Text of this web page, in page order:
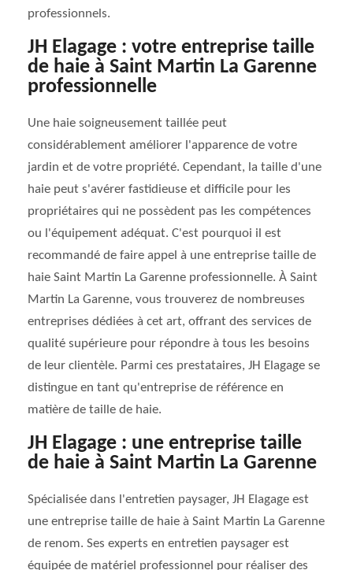
professionnels.
JH Elagage : votre entreprise taille
de haie à Saint Martin La Garenne
professionnelle
Une haie soigneusement taillée peut
considérablement améliorer l'apparence de votre
jardin et de votre propriété. Cependant, la taille d'une
haie peut s'avérer fastidieuse et difficile pour les
propriétaires qui ne possèdent pas les compétences
ou l'équipement adéquat. C'est pourquoi il est
recommandé de faire appel à une entreprise taille de
haie Saint Martin La Garenne professionnelle. À Saint
Martin La Garenne, vous trouverez de nombreuses
entreprises dédiées à cet art, offrant des services de
qualité supérieure pour répondre à tous les besoins
de leur clientèle. Parmi ces prestataires, JH Elagage se
distingue en tant qu'entreprise de référence en
matière de taille de haie.
JH Elagage : une entreprise taille
de haie à Saint Martin La Garenne
Spécialisée dans l'entretien paysager, JH Elagage est
une entreprise taille de haie à Saint Martin La Garenne
de renom. Ses experts en entretien paysager est
équipée de matériel professionnel pour réaliser des